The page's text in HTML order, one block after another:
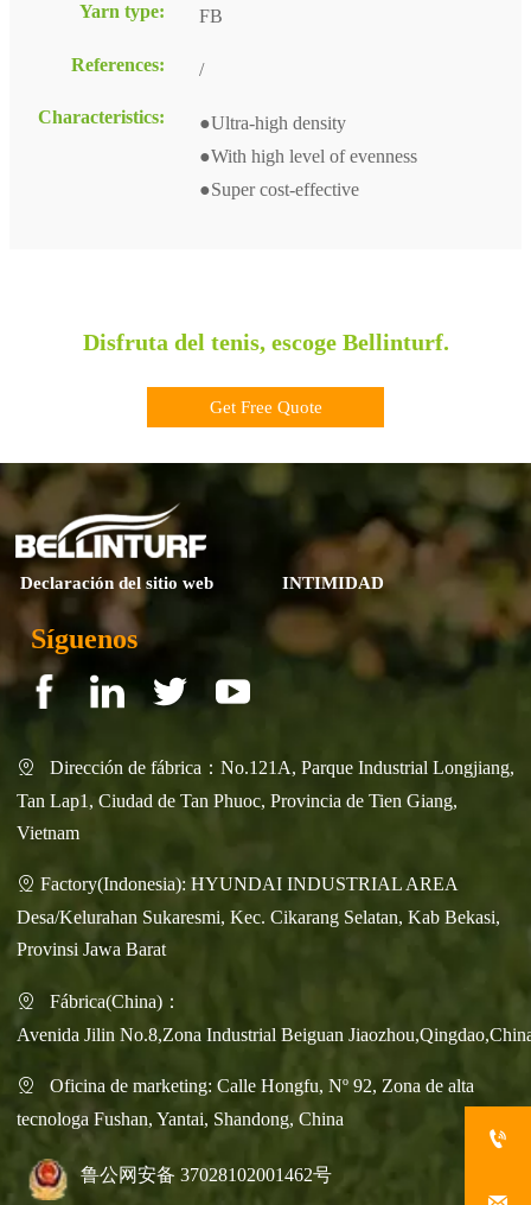
Yarn type: FB
References: /
Characteristics:
●Ultra-high density
●With high level of evenness
●Super cost-effective
Disfruta del tenis, escoge Bellinturf.
Get Free Quote
Declaración del sitio web INTIMIDAD
Síguenos

Dirección de fábrica：No.121A, Parque Industrial Longjiang,
Tan Lap1, Ciudad de Tan Phuoc, Provincia de Tien Giang,
Vietnam
 Factory(Indonesia): HYUNDAI INDUSTRIAL AREA
Desa/Kelurahan Sukaresmi, Kec. Cikarang Selatan, Kab Bekasi,
Provinsi Jawa Barat

Fábrica(China)：
Avenida Jilin No.8,Zona Industrial Beiguan

Oficina de marketing: Calle Hongfu, Nº 92, Zona de alta
tecnologa Fushan, Yantai, Shandong, China
鲁公网安备 37028102001462号
